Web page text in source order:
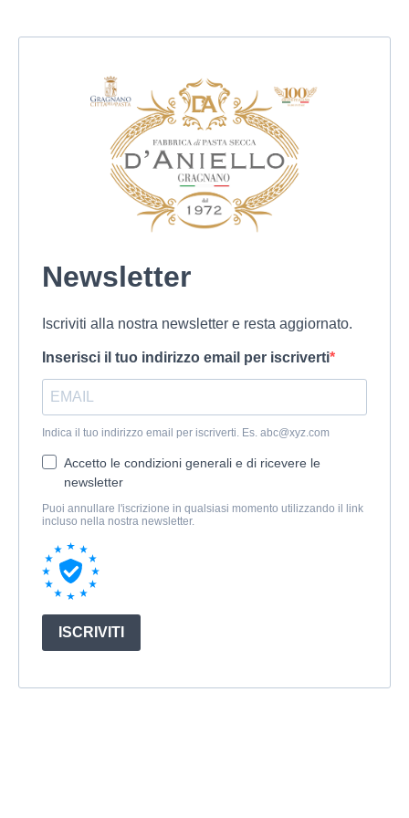
Newsletter
Iscriviti alla nostra newsletter e resta aggiornato.
Inserisci il tuo indirizzo email per iscriverti
Indica il tuo indirizzo email per iscriverti. Es. abc@xyz.com
Accetto le condizioni generali e di ricevere le
newsletter
Puoi annullare l'iscrizione in qualsiasi momento utilizzando il link
incluso nella nostra newsletter.
ISCRIVITI